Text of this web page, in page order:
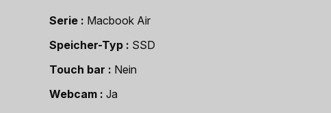
Serie
Macbook Air
Speicher-Typ
SSD
Touch bar
Nein
Webcam
Ja